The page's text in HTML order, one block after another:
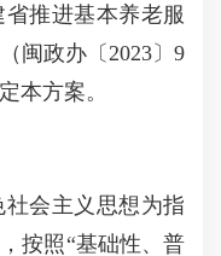
推进基本养老服
闽政办〔2023〕9
本方案。
会主义思想为指
按照“基础性、普